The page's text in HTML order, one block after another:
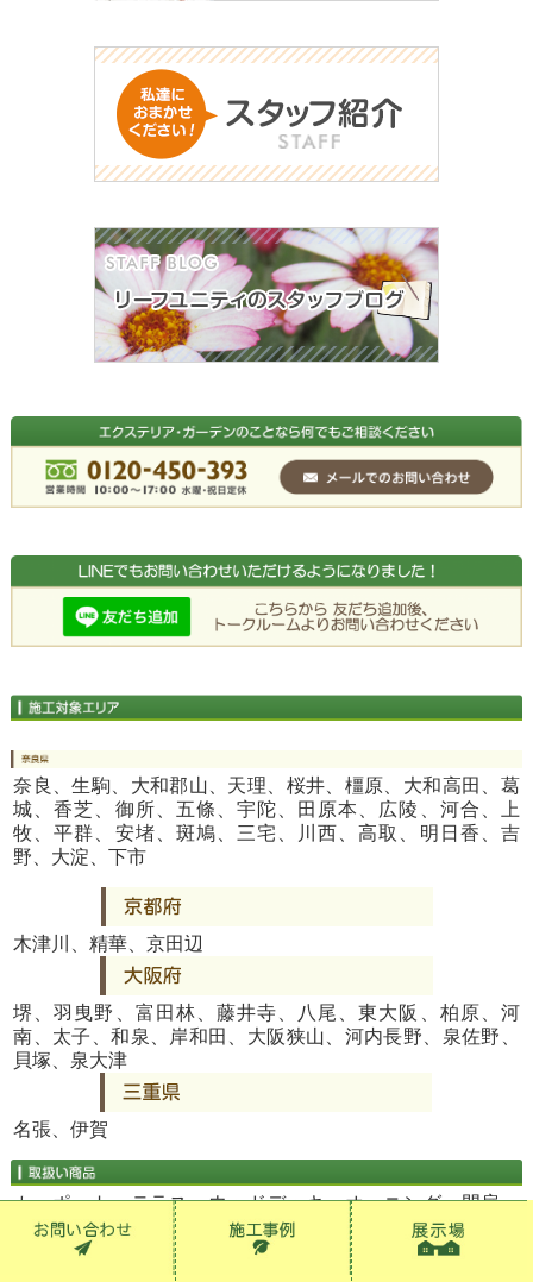
奈良、生駒、大和郡山、天理、桜井、橿原、大和高田、葛
城、香芝、御所、五條、宇陀、田原本、広陵、河合、上
牧、平群、安堵、斑鳩、三宅、川西、高取、明日香、吉
野、大淀、下市
木津川、精華、京田辺
堺、羽曳野、富田林、藤井寺、八尾、東大阪、柏原、河
南、太子、和泉、岸和田、大阪狭山、河内長野、泉佐野、
貝塚、泉大津
名張、伊賀
カーポート、テラス、ウッドデッキ、オーニング、門扉、
フェンス、物置、ガーデンライト、ガーデンファニチャ
ー、ガーデンルーム、サンルーム、各種ブロック、レン
ガ、表札、ポスト、植栽、その他